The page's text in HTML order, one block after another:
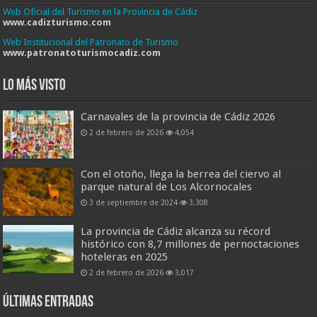
Web Oficial del Turismo en la Provincia de Cádiz
www.cadizturismo.com
Web Institucional del Patronato de Turismo
www.patronatoturismocadiz.com
Lo más visto
Carnavales de la provincia de Cádiz 2026
2 de febrero de 2026 4,054
Con el otoño, llega la berrea del ciervo al
parque natural de Los Alcornocales
3 de septiembre de 2024 3,308
La provincia de Cádiz alcanza su récord
histórico con 8,7 millones de pernoctaciones
hoteleras en 2025
2 de febrero de 2026 3,017
Últimas entradas